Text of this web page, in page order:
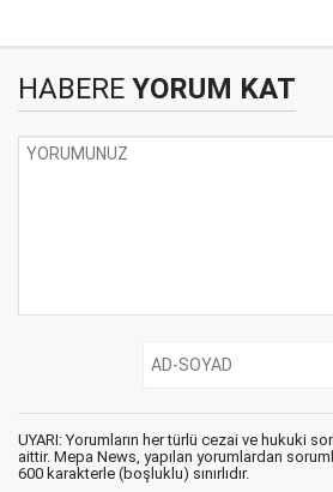
HABERE YORUM KAT
UYARI: Yorumların her türlü cezai ve hukuki
aittir. Mepa News, yapılan yorumlardan
600 karakterle (boşluklu) sınırlıdır.